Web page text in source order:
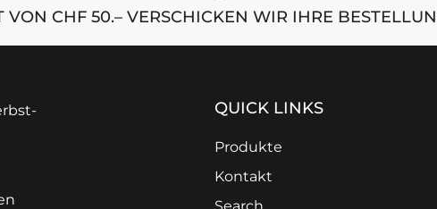
CHF 50.– VERSCHICKEN WIR IHRE
QUICK LINKS
Produkte
Kontakt